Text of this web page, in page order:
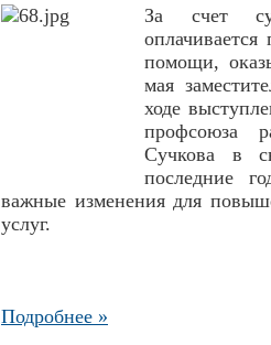
За счет
помощи,
мая
ходе
профсоюза
Сучкова в
последние
важные изменения для
услуг.
Подробнее »